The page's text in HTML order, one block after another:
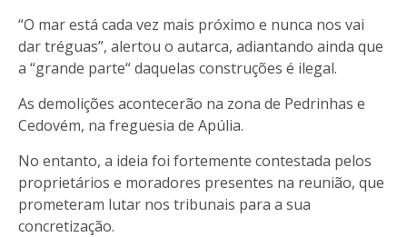
“O mar está cada vez mais próximo e nunca nos vai
dar tréguas”, alertou o autarca, adiantando ainda que
a “grande parte“ daquelas construções é ilegal.
As demolições acontecerão na zona de Pedrinhas e
Cedovém, na freguesia de Apúlia.
No entanto, a ideia foi fortemente contestada pelos
proprietários e moradores presentes na reunião, que
prometeram lutar nos tribunais para a sua
concretização.